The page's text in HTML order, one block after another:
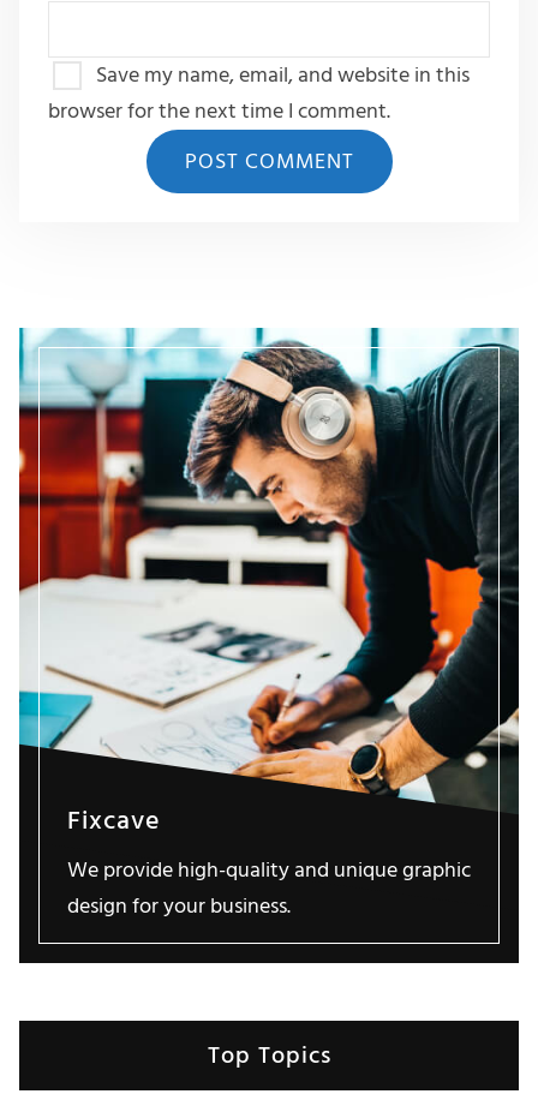
Save my name, email, and website in this
browser for the next time I comment.
Fixcave
We provide high-quality and unique graphic
design for your business.
Top Topics